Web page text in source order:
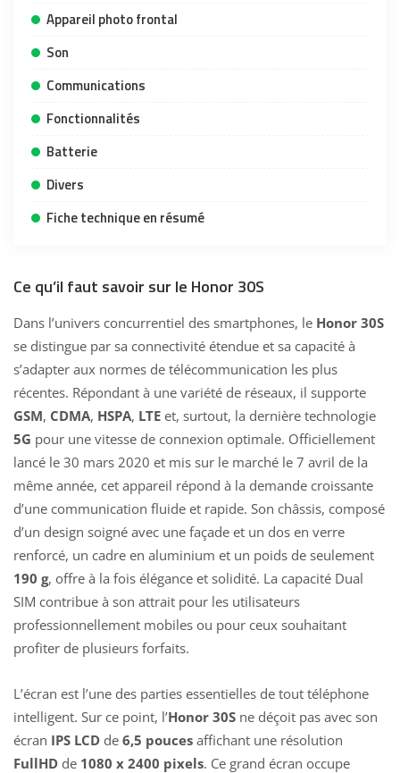
Appareil photo frontal
Son
Communications
Fonctionnalités
Batterie
Divers
Fiche technique en résumé
Ce qu’il faut savoir sur le Honor 30S
Dans l’univers concurrentiel des smartphones, le Honor 30S
se distingue par sa connectivité étendue et sa capacité à
s’adapter aux normes de télécommunication les plus
récentes. Répondant à une variété de réseaux, il supporte
GSM, CDMA, HSPA, LTE et, surtout, la dernière technologie
5G pour une vitesse de connexion optimale. Officiellement
lancé le 30 mars 2020 et mis sur le marché le 7 avril de la
même année, cet appareil répond à la demande croissante
d’une communication fluide et rapide. Son châssis, composé
d’un design soigné avec une façade et un dos en verre
renforcé, un cadre en aluminium et un poids de seulement
190 g, offre à la fois élégance et solidité. La capacité Dual
SIM contribue à son attrait pour les utilisateurs
professionnellement mobiles ou pour ceux souhaitant
profiter de plusieurs forfaits.
L’écran est l’une des parties essentielles de tout téléphone
intelligent. Sur ce point, l’Honor 30S ne déçoit pas avec son
écran IPS LCD de 6,5 pouces affichant une résolution
FullHD de 1080 x 2400 pixels. Ce grand écran occupe